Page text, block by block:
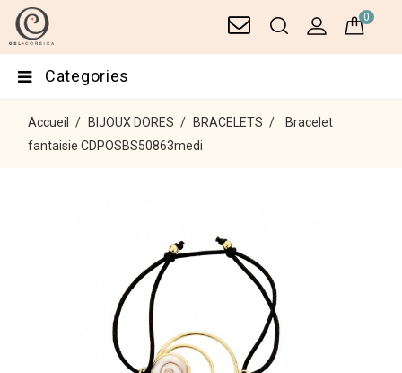
0
Categories
Accueil BIJOUX DORES BRACELETS
Bracelet
fantaisie CDPOSBS50863medi